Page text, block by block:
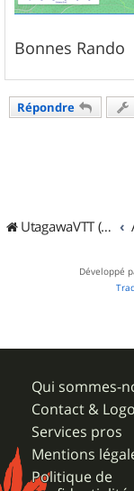
Bonnes Rando
Répondre
UtagawaVTT (Randos VTT et VTTAE avec traces GPS)
Développé
Qui sommes-
Contact &
Services pros
Mentions
Politique de